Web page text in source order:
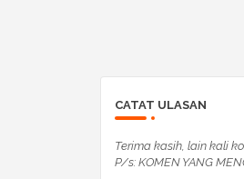
CATAT ULASAN
Terima kasih, lain kali
P/s: KOMEN YANG